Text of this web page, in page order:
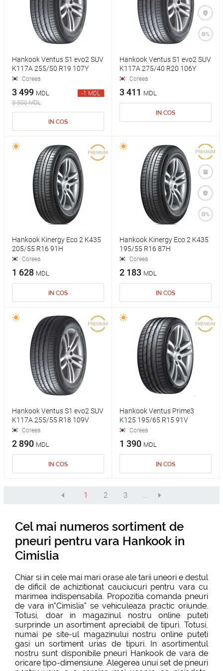
Hankook Ventus S1 evo2 SUV
K117A 255/50 R19 107Y
Coreea
3 499 MDL
3 500 MDL
-1 MDL
IN COS
Hankook Ventus S1 evo2 SUV
K117A 275/40 R20 106Y
Coreea
3 411 MDL
IN COS
Hankook Kinergy Eco 2 K435
205/55 R16 91H
Coreea
1 628 MDL
IN COS
Hankook Kinergy Eco 2 K435
195/55 R16 87H
Coreea
2 183 MDL
IN COS
Hankook Ventus S1 evo2 SUV
K117A 255/55 R18 109V
Coreea
2 890 MDL
IN COS
Hankook Ventus Prime3
K125 195/65 R15 91V
Coreea
1 390 MDL
IN COS
1 2 3 ...
Cel mai numeros sortiment de
pneuri pentru vara Hankook in
Cimislia
Chiar si in cele mai mari orase ale tarii uneori e destul
de dificil de achizitionat cauciucuri pentru vara cu
marimea indispensabila. Propozitia comanda pneuri
de vara in"Cimislia" se vehiculeaza practic oriunde.
Totusi, doar in magazinul nostru online puteti
surprinde un asortiment apreciabil de tipuri. Totusi,
numai pe site-ul magazinului nostru online puteti
gasi un sortiment urias de tipuri. In asortimentul
nostru sunt disponibile pneuri Hankook de vara de
oricare tipo-dimensiune. Alegerea unui set de pneuri